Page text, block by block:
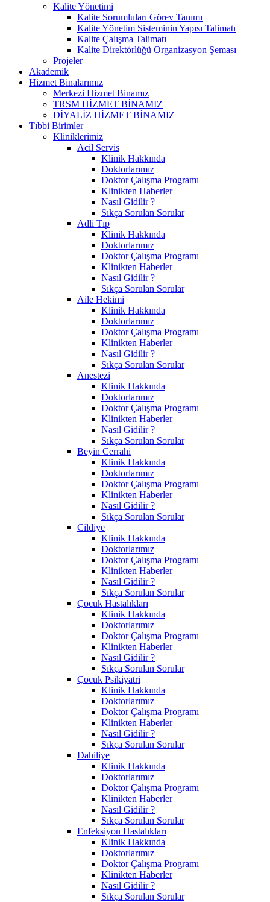
Kalite Yönetimi
Kalite Sorumluları Görev Tanımı
Kalite Yönetim Sisteminin Yapısı Talimatı
Kalite Çalışma Talimatı
Kalite Direktörlüğü Organizasyon Şeması
Projeler
Akademik
Hizmet Binalarımız
Merkezi Hizmet Binamız
TRSM HİZMET BİNAMIZ
DİYALİZ HİZMET BİNAMIZ
Tıbbi Birimler
Kliniklerimiz
Acil Servis
Klinik Hakkında
Doktorlarımız
Doktor Çalışma Programı
Klinikten Haberler
Nasıl Gidilir ?
Sıkça Sorulan Sorular
Adli Tıp
Klinik Hakkında
Doktorlarımız
Doktor Çalışma Programı
Klinikten Haberler
Nasıl Gidilir ?
Sıkça Sorulan Sorular
Aile Hekimi
Klinik Hakkında
Doktorlarımız
Doktor Çalışma Programı
Klinikten Haberler
Nasıl Gidilir ?
Sıkça Sorulan Sorular
Anestezi
Klinik Hakkında
Doktorlarımız
Doktor Çalışma Programı
Klinikten Haberler
Nasıl Gidilir ?
Sıkça Sorulan Sorular
Beyin Cerrahi
Klinik Hakkında
Doktorlarımız
Doktor Çalışma Programı
Klinikten Haberler
Nasıl Gidilir ?
Sıkça Sorulan Sorular
Cildiye
Klinik Hakkında
Doktorlarımız
Doktor Çalışma Programı
Klinikten Haberler
Nasıl Gidilir ?
Sıkça Sorulan Sorular
Çocuk Hastalıkları
Klinik Hakkında
Doktorlarımız
Doktor Çalışma Programı
Klinikten Haberler
Nasıl Gidilir ?
Sıkça Sorulan Sorular
Çocuk Psikiyatri
Klinik Hakkında
Doktorlarımız
Doktor Çalışma Programı
Klinikten Haberler
Nasıl Gidilir ?
Sıkça Sorulan Sorular
Dahiliye
Klinik Hakkında
Doktorlarımız
Doktor Çalışma Programı
Klinikten Haberler
Nasıl Gidilir ?
Sıkça Sorulan Sorular
Enfeksiyon Hastalıkları
Klinik Hakkında
Doktorlarımız
Doktor Çalışma Programı
Klinikten Haberler
Nasıl Gidilir ?
Sıkça Sorulan Sorular